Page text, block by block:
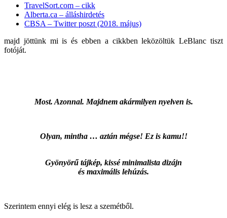
TravelSort.com – cikk
Alberta.ca – álláshirdetés
CBSA – Twitter poszt (2018. május)
majd jöttünk mi is és ebben a cikkben leközöltük LeBlanc tiszt
fotóját.
Most. Azonnal. Majdnem akármilyen nyelven is.
Olyan, mintha … aztán mégse! Ez is kamu!!
Gyönyörű tájkép, kissé minimalista dizájn
és maximális lehúzás.
Szerintem ennyi elég is lesz a szemétből.